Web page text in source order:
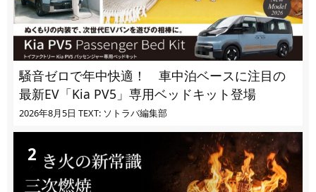
騒音ゼロで年中快適！ 車中泊ベースに注目の
最新EV「Kia PV5」専用ベッドキット登場
2026年8月5日 TEXT: ソトラバ編集部